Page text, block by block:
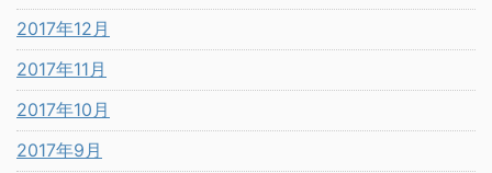
2017年12月
2017年11月
2017年10月
2017年9月